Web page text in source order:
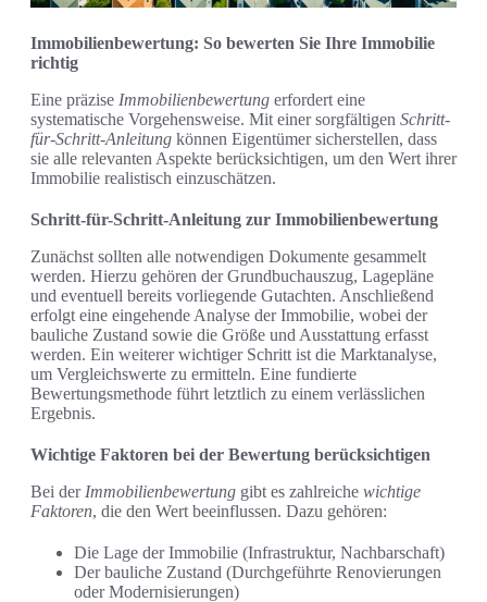
Immobilienbewertung: So bewerten Sie Ihre Immobilie
richtig
Eine präzise Immobilienbewertung erfordert eine
systematische Vorgehensweise. Mit einer sorgfältigen Schritt-
für-Schritt-Anleitung können Eigentümer sicherstellen, dass
sie alle relevanten Aspekte berücksichtigen, um den Wert ihrer
Immobilie realistisch einzuschätzen.
Schritt-für-Schritt-Anleitung zur Immobilienbewertung
Zunächst sollten alle notwendigen Dokumente gesammelt
werden. Hierzu gehören der Grundbuchauszug, Lagepläne
und eventuell bereits vorliegende Gutachten. Anschließend
erfolgt eine eingehende Analyse der Immobilie, wobei der
bauliche Zustand sowie die Größe und Ausstattung erfasst
werden. Ein weiterer wichtiger Schritt ist die Marktanalyse,
um Vergleichswerte zu ermitteln. Eine fundierte
Bewertungsmethode führt letztlich zu einem verlässlichen
Ergebnis.
Wichtige Faktoren bei der Bewertung berücksichtigen
Bei der Immobilienbewertung gibt es zahlreiche wichtige
Faktoren, die den Wert beeinflussen. Dazu gehören:
Die Lage der Immobilie (Infrastruktur, Nachbarschaft)
Der bauliche Zustand (Durchgeführte Renovierungen
oder Modernisierungen)